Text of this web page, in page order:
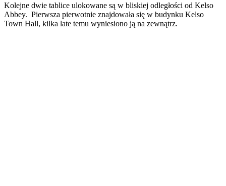
Kolejne dwie tablice ulokowane są w bliskiej odległości od Kelso
Abbey. Pierwsza pierwotnie znajdowała się w budynku Kelso
Town Hall, kilka late temu wyniesiono ją na zewnątrz.